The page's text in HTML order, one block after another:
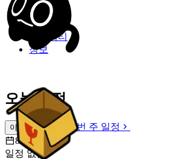
밐타운
피드
커뮤니티
정보
오늘 일정
이번 주 일정
이번 주 일정
8월 9일 [일]
일정 없음